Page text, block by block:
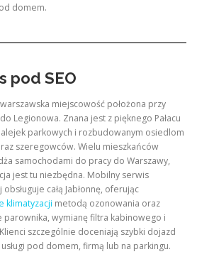
domem.
pod SEO
miejscowość położona przy
Legionowa. Znana jest z pięknego Pałacu
alejek parkowych i rozbudowanym osiedlom
szeregowców. Wielu mieszkańców
samochodami do pracy do Warszawy,
jest tu niezbędna. Mobilny serwis
całą Jabłonnę, oferując
klimatyzacji metodą ozonowania oraz
parownika, wymianę filtra kabinowego i
szczególnie doceniają szybki dojazd
pod domem, firmą lub na parkingu.